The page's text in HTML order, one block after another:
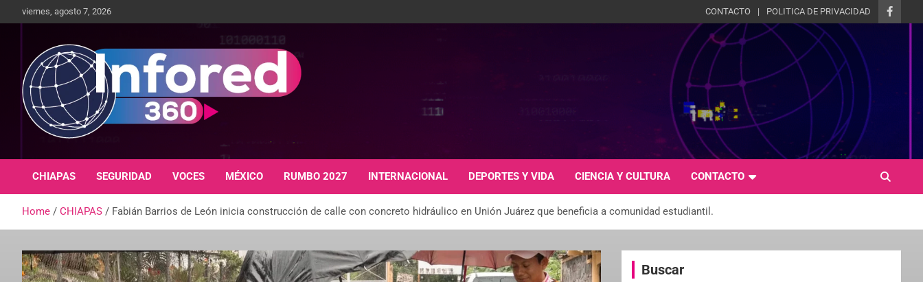
viernes, agosto 7, 2026 CONTACTO POLITICA DE PRIVACIDAD
infored360.mx
CHIAPAS SEGURIDAD VOCES MÉXICO RUMBO 2027 INTERNACIONAL DEPORTES Y VIDA CIENCIA Y CULTURA CONTACTO
Home CHIAPAS Fabián Barrios de León inicia construcción de calle con concreto hidráulico en Unión Juárez que beneficia a comunidad estudiantil.
Buscar